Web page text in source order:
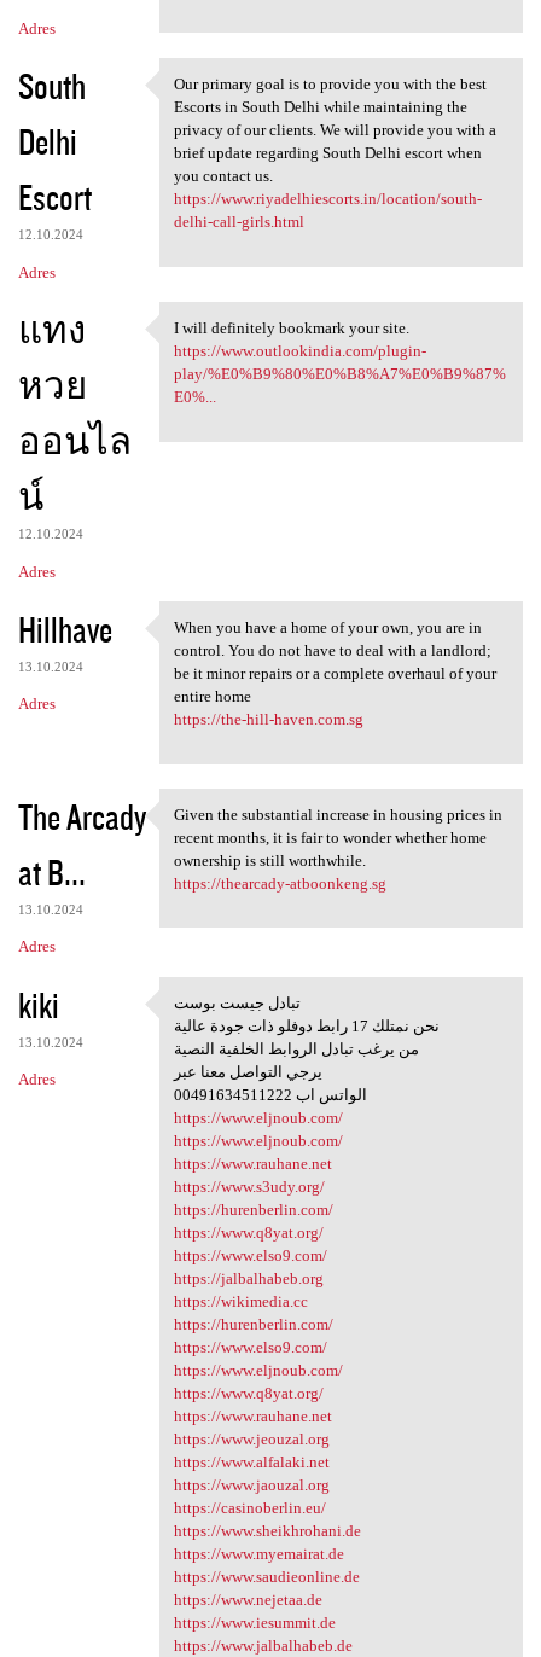
Adres
South
Delhi
Escort
12.10.2024
Adres
Our primary goal is to
Our primary goal is to provide you with the best
Escorts in South Delhi while maintaining the
privacy of our clients. We will provide you with a
brief update regarding South Delhi escort when
you contact us.
https://www.riyadelhiescorts.in/location/south-
delhi-call-girls.html
แทง
หวย
ออนไล
น์
12.10.2024
Adres
I will definitely bookmark
I will definitely bookmark your site.
https://www.outlookindia.com/plugin-
play/%E0%B9%80%E0%B8%A7%E0%B9%87%
E0%...
Hillhave
13.10.2024
Adres
When you have a home of your
When you have a home of your own, you are in
control. You do not have to deal with a landlord;
be it minor repairs or a complete overhaul of your
entire home
https://the-hill-haven.com.sg
The Arcady
at B...
13.10.2024
Adres
Given the substantial
Given the substantial increase in housing prices in
recent months, it is fair to wonder whether home
ownership is still worthwhile.
https://thearcady-atboonkeng.sg
kiki
13.10.2024
Adres
تبادل جيست بوست
تبادل جيست بوست
نحن نمتلك 17 رابط دوفلو ذات جودة عالية
من يرغب تبادل الروابط الخلفية النصية
يرجي التواصل معنا عبر
00491634511222 الواتس اب
https://www.eljnoub.com/
https://www.eljnoub.com/
https://www.rauhane.net
https://www.s3udy.org/
https://hurenberlin.com/
https://www.q8yat.org/
https://www.elso9.com/
https://jalbalhabeb.org
https://wikimedia.cc
https://hurenberlin.com/
https://www.elso9.com/
https://www.eljnoub.com/
https://www.q8yat.org/
https://www.rauhane.net
https://www.jeouzal.org
https://www.alfalaki.net
https://www.jaouzal.org
https://casinoberlin.eu/
https://www.sheikhrohani.de
https://www.myemairat.de
https://www.saudieonline.de
https://www.nejetaa.de
https://www.iesummit.de
https://www.jalbalhabeb.de